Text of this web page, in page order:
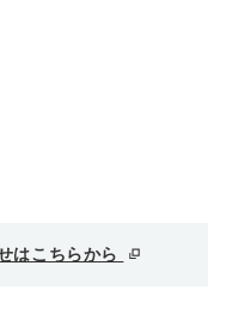
はこちらから